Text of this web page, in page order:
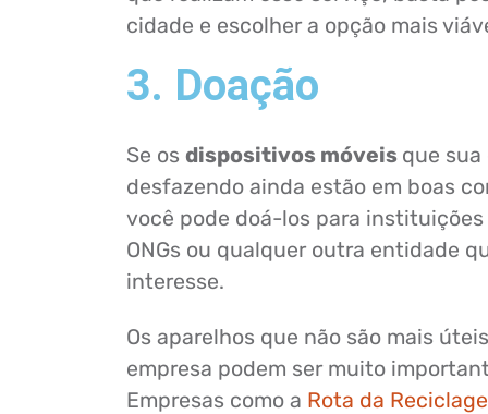
cidade e escolher a opção mais
3. Doação
Se os dispositivos móveis que sua
desfazendo ainda estão em boas
você pode doá-los para
ONGs ou qualquer outra entidade
interesse.
Os aparelhos que não são mais
empresa podem ser muito
Empresas como a Rota da